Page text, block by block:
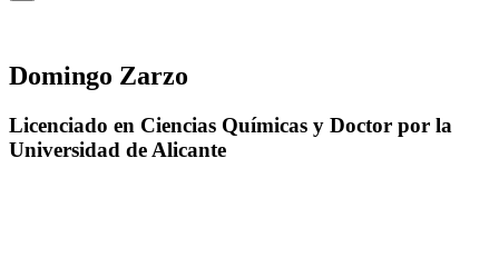
Domingo Zarzo
Licenciado en Ciencias Químicas y Doctor por la
Universidad de Alicante